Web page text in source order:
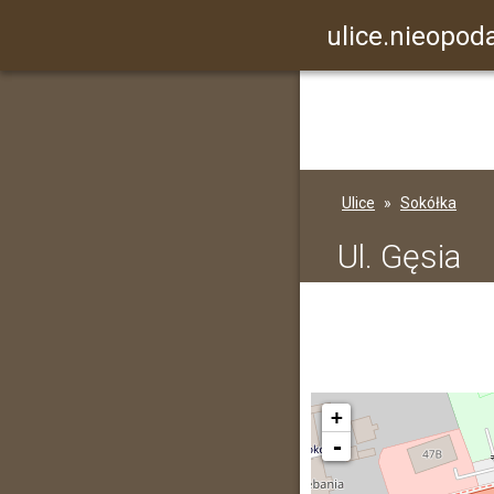
Ulice Sokółka
Ul. Gęsia
+
-